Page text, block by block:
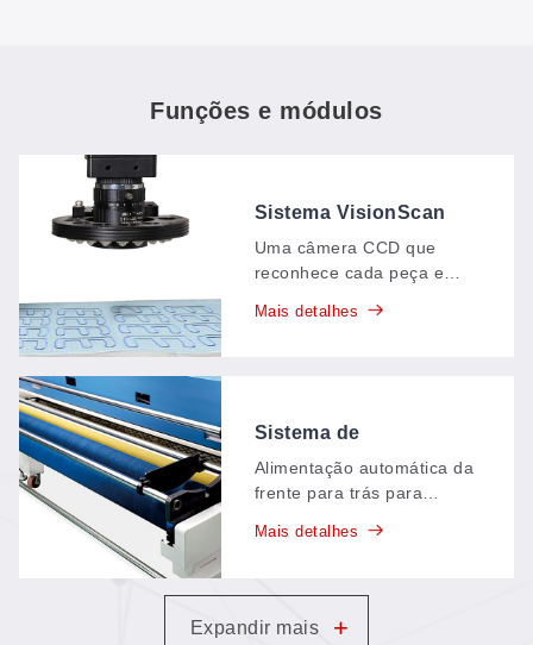
Funções e módulos
Sistema VisionScan
com câmera CCD
Uma câmera CCD que
reconhece cada peça e
borda de forma inteligente,
120 mm — posicionamento
multiponto e extração de
contorno em um único
sistema.
Mais detalhes
Sistema de
alimentação
automática de camada
Alimentação automática da
frente para trás para
material avança pela
produção reta, sendo
cortado continuamente com
Mais detalhes
Expandir mais +